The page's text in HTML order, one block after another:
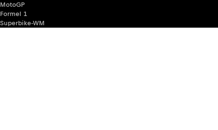
MotoGP
Formel 1
Superbike-WM